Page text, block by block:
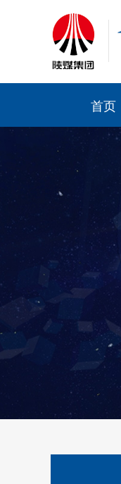
首页